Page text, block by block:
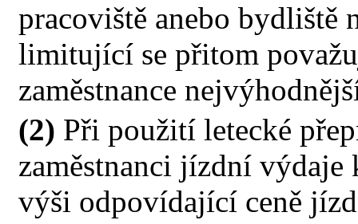
pracoviště anebo bydliště
limitující se přitom
zaměstnance
(2) Při použití letecké
zaměstnanci jízdní výdaje
výši odpovídající ceně